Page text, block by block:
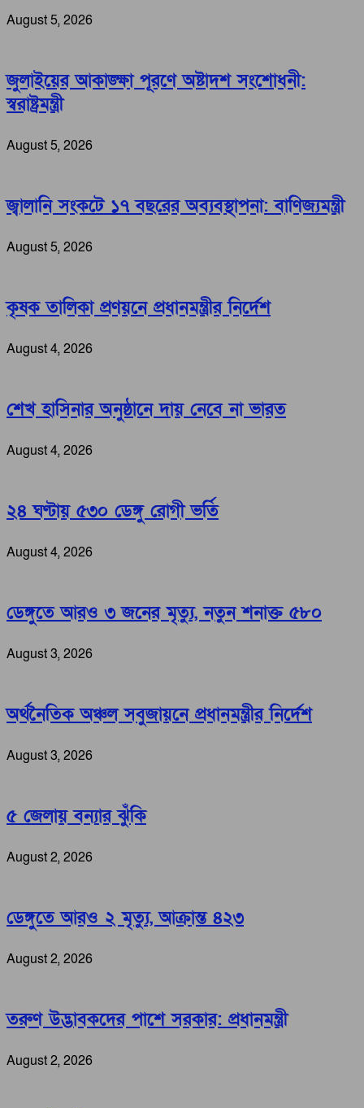
August 5, 2026
জুলাইয়ের আকাঙ্ক্ষা পূরণে অষ্টাদশ সংশোধনী:
স্বরাষ্ট্রমন্ত্রী
August 5, 2026
জ্বালানি সংকটে ১৭ বছরের অব্যবস্থাপনা: বাণিজ্যমন্ত্রী
August 5, 2026
কৃষক তালিকা প্রণয়নে প্রধানমন্ত্রীর নির্দেশ
August 4, 2026
শেখ হাসিনার অনুষ্ঠানে দায় নেবে না ভারত
August 4, 2026
২৪ ঘণ্টায় ৫৩০ ডেঙ্গু রোগী ভর্তি
August 4, 2026
ডেঙ্গুতে আরও ৩ জনের মৃত্যু, নতুন শনাক্ত ৫৮০
August 3, 2026
অর্থনৈতিক অঞ্চল সবুজায়নে প্রধানমন্ত্রীর নির্দেশ
August 3, 2026
৫ জেলায় বন্যার ঝুঁকি
August 2, 2026
ডেঙ্গুতে আরও ২ মৃত্যু, আক্রান্ত ৪২৩
August 2, 2026
তরুণ উদ্ভাবকদের পাশে সরকার: প্রধানমন্ত্রী
August 2, 2026